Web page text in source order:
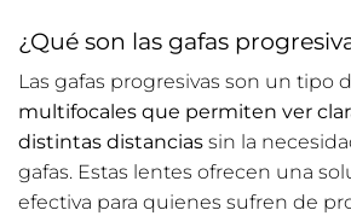
¿Qué son las gafas
Las gafas progresivas son un tipo
multifocales que permiten ver
distintas distancias sin la
gafas. Estas lentes ofrecen una
efectiva para quienes sufren de